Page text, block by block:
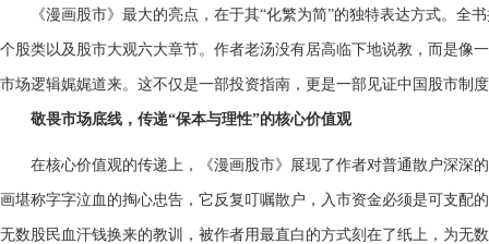
《漫画股市》最大的亮点，在于其“化繁为简”的独特表达方式。
个股类以及股市大观六大章节。作者老汤没有居高临下地说教，而是像
市场逻辑娓娓道来。这不仅是一部投资指南，更是一部见证中国股市制
敬畏市场底线，传递“保本与理性”的核心价值观
在核心价值观的传递上，《漫画股市》展现了作者对普通散户深深
画堪称字字泣血的掏心忠告，它反复叮嘱散户，入市资金必须是可支配
无数股民血汗钱换来的教训，被作者用最直白的方式刻在了纸上，为无